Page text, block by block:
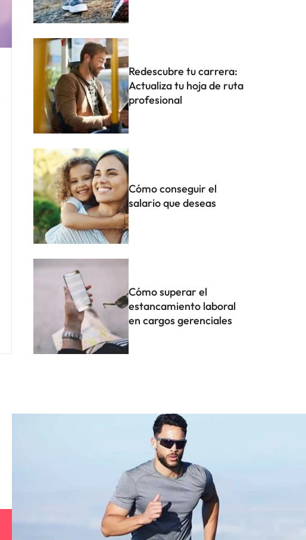
Redescubre tu carrera:
Actualiza tu hoja de ruta
profesional
Cómo conseguir el
salario que deseas
Cómo superar el
estancamiento laboral
en cargos gerenciales